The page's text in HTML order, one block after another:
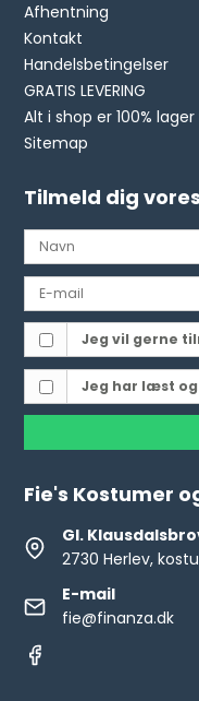
Afhentning
Kontakt
Handelsbetingelser
GRATIS LEVERING
Alt i shop er 100%
Sitemap
Tilmeld dig
Jeg vil gerne
Jeg har læst
Fie's Kostumer
Gl.
2730 Herlev,
E-mail
fie@finanza.dk